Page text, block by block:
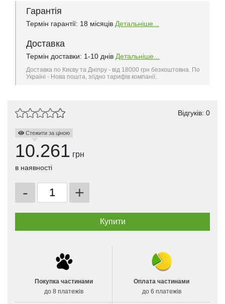
Гарантія
Термін гарантії: 18 місяців Детальніше...
Доставка
Термін доставки: 1-10 днів Детальніше...
Доставка по Києву та Дніпру - від 18000 грн безкоштовна. По
Україні - Нова пошта, згідно тарифів компанії..
Відгуків: 0
Стежити за ціною
10.261 грн
в наявності
- +
Покупка частинами
до 8 платежів
Оплата частинами
до 6 платежів